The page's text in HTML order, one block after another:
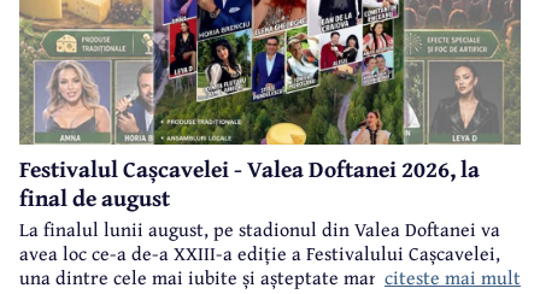
Festivalul Cașcavelei - Valea Doftanei 2026, la
final de august
La finalul lunii august, pe stadionul din Valea Doftanei va
avea loc ce-a de-a XXIII-a ediție a Festivalului Cașcavelei,
una dintre cele mai iubite și așteptate manifestări de acest
citeste mai mult